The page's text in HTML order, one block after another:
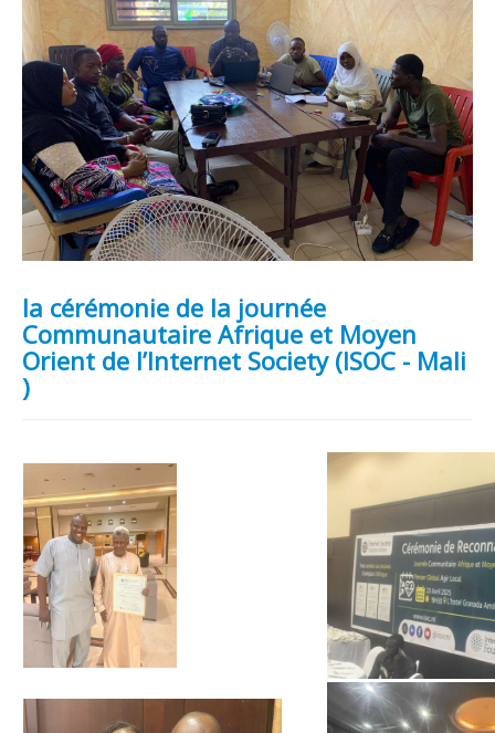
la cérémonie de la journée
Communautaire Afrique et Moyen
Orient de l’Internet Society (ISOC - Mali
)